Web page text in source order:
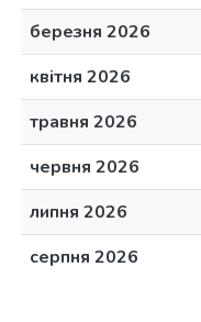
березня 2026
квітня 2026
травня 2026
червня 2026
липня 2026
серпня 2026